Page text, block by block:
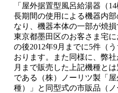
「屋外据置型風呂給湯器（
長期間の使用による機器内
なり、機器本体の一部が焼
東京都墨田区のお客さま宅
の後2012年9月までに5件（
おります。また同様に、弊社
月まで販売した上記機種と
である（株）ノーリツ製「
種）」と同型式の市販品（